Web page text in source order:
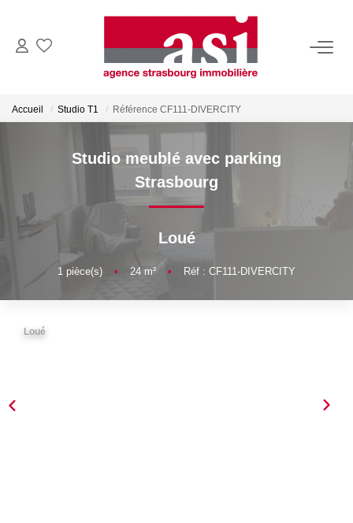
VENDRE
Estimez Votre Bien
ACHETER
LOUER
Accueil Studio T1 Référence CF111-DIVERCITY
Studio meublé avec parking
Strasbourg
Loué
1 pièce(s) • 24 m² • Réf : CF111-DIVERCITY
Loué